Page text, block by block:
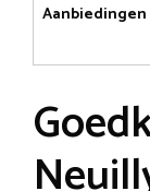
Aanbiedingen